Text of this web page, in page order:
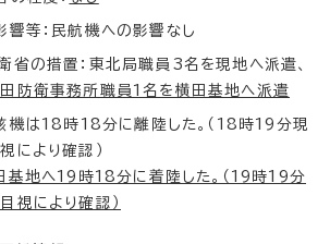
響等：民航機への影響なし
省の措置：東北局職員3名を現地へ派遣、
防衛事務所職員1名を横田基地へ派遣
機は18時18分に離陸した。（18時19分現
により確認）
基地へ19時18分に着陸した。（19時19分
視により確認）